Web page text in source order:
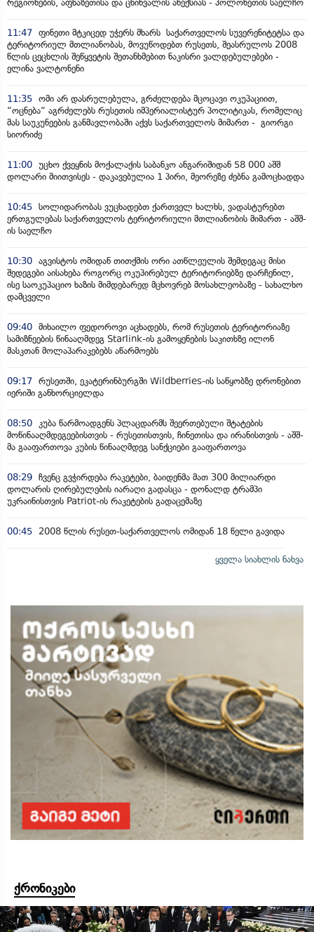
რეგიონების, აფხაზეთისა და ცხინვალის ანექსიას - პოლონეთის საელჩო
11:47 ფინეთი მტკიცედ უჭერს მხარს საქართველოს სუვერენიტეტსა და
ტერიტორიულ მთლიანობას, მოვუწოდებთ რუსეთს, შეასრულოს 2008
წლის ცეცხლის შეწყვეტის შეთანხმებით ნაკისრი ვალდებულებები -
ელინა ვალტონენი
11:35 ომი არ დასრულებულა, გრძელდება მცოცავი ოკუპაციით,
“ოცნება“ აგრძელებს რუსეთის იმპერიალისტურ პოლიტიკას, რომელიც
მას საუკუნეების განმავლობაში აქვს საქართველოს მიმართ - გიორგი
სიორიძე
11:00 უცხო ქვეყნის მოქალაქის საბანკო ანგარიშიდან 58 000 აშშ
დოლარი მიითვისეს - დაკავებულია 1 პირი, მეორეზე ძებნა გამოცხადდა
10:45 სოლიდარობას ვუცხადებთ ქართველ ხალხს, ვადასტურებთ
ერთგულებას საქართველოს ტერიტორიული მთლიანობის მიმართ - აშშ-
ის საელჩო
10:30 აგვისტოს ომიდან თითქმის ორი ათწლეულის შემდეგაც მისი
შედეგები აისახება როგორც ოკუპირებულ ტერიტორიებზე დარჩენილ,
ისე საოკუპაციო ხაზის მიმდებარედ მცხოვრებ მოსახლეობაზე - სახალხო
დამცველი
09:40 მიხაილო ფედოროვი აცხადებს, რომ რუსეთის ტერიტორიაზე
სამიზნეების წინააღმდეგ Starlink-ის გამოყენების საკითხზე ილონ
მასკთან მოლაპარაკებებს აწარმოებს
09:17 რუსეთში, ეკატერინბურგში Wildberries-ის საწყობზე დრონებით
იერიში განხორციელდა
08:50
კუბა წარმოადგენს პლაცდარმს შეერთებული შტატების
მოწინააღმდეგეებისთვის - რუსეთისთვის, ჩინეთისა და ირანისთვის - აშშ-
მა გააფართოვა კუბის წინააღმდეგ სანქციები გააფართოვა
08:29 ჩვენც გვჭირდება რაკეტები, ბაიდენმა მათ 300 მილიარდი
დოლარის ღირებულების იარაღი გადასცა - დონალდ ტრამპი
უკრაინისთვის Patriot-ის რაკეტების გადაცემაზე
00:45 2008 წლის რუსეთ-საქართველოს ომიდან 18 წელი გავიდა
ყველა სიახლის ნახვა
ქრონიკები